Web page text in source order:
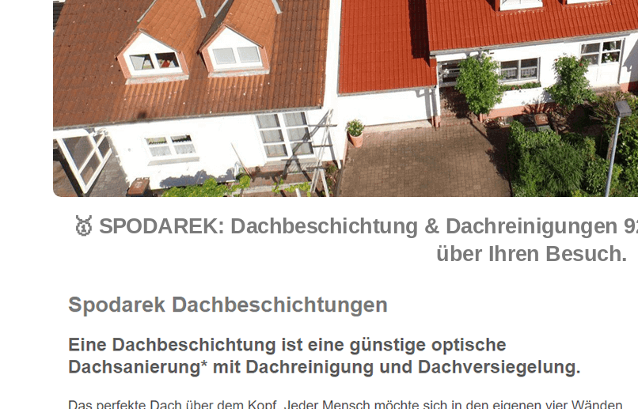
🥇 SPODAREK: Dachbeschichtung & Dachreinigungen
über Ihren Besuch.